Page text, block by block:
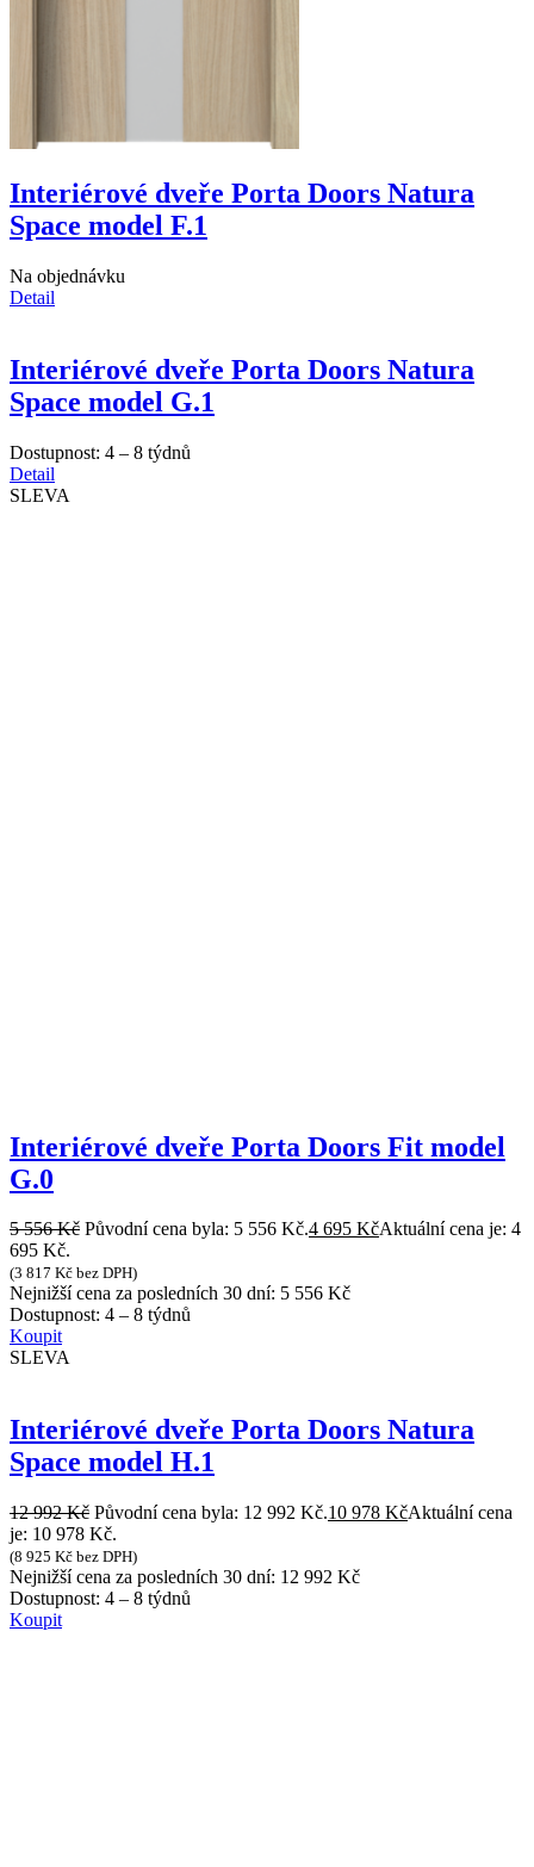
Interiérové dveře Porta Doors Natura
Space model F.1
Na objednávku
Detail
Interiérové dveře Porta Doors Natura
Space model G.1
Dostupnost: 4 – 8 týdnů
Detail
SLEVA
Interiérové dveře Porta Doors Fit model
G.0
5 556Kč Původní cena byla: 5 556 Kč.4 695 KčAktuální cena je: 4
695 Kč.
(3 817 Kč bez DPH)
Nejnižší cena za posledních 30 dní: 5 556 Kč
Dostupnost: 4 – 8 týdnů
Koupit
SLEVA
Interiérové dveře Porta Doors Natura
Space model H.1
12 992Kč Původní cena byla: 12 992 Kč.10 978 KčAktuální cena
je: 10 978 Kč.
(8 925 Kč bez DPH)
Nejnižší cena za posledních 30 dní: 12 992 Kč
Dostupnost: 4 – 8 týdnů
Koupit